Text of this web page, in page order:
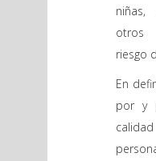
otros
riesgo
En
por y